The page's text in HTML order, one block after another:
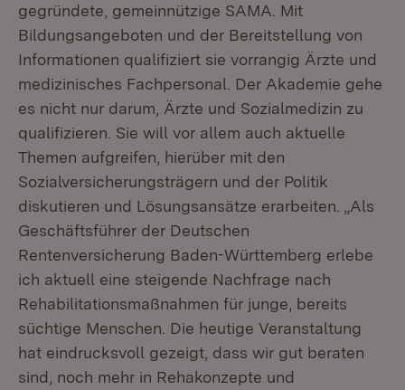
gegründete, gemeinnützige SAMA. Mit
Bildungsangeboten und der Bereitstellung von
Informationen qualifiziert sie vorrangig Ärzte und
medizinisches Fachpersonal. Der Akademie gehe
es nicht nur darum, Ärzte und Sozialmedizin zu
qualifizieren. Sie will vor allem auch aktuelle
Themen aufgreifen, hierüber mit den
Sozialversicherungsträgern und der Politik
diskutieren und Lösungsansätze erarbeiten. „Als
Geschäftsführer der Deutschen
Rentenversicherung Baden-Württemberg erlebe
ich aktuell eine steigende Nachfrage nach
Rehabilitationsmaßnahmen für junge, bereits
süchtige Menschen. Die heutige Veranstaltung
hat eindrucksvoll gezeigt, dass wir gut beraten
sind, noch mehr in Rehakonzepte und